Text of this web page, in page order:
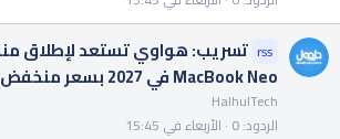
rss تسريب: هواوي تستعد لإطلاق
MacBook Neo في 2027 بسعر منخفض
HalhulTech
الردود 0 الأربعاء في 15:45